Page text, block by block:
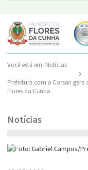
Você está em: Notícias
Prefeitura com a Corsan
Flores da Cunha
Notícias